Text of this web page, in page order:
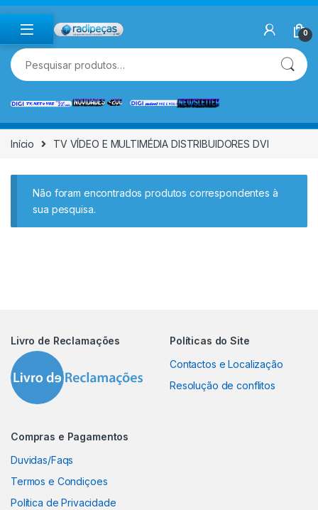
Skip to navigation
Skip to content
0
Pesquisar por:
Início TV VÍDEO E MULTIMÉDIA DISTRIBUIDORES DVI
Não foram encontrados produtos correspondentes à
sua pesquisa.
Livro de Reclamações
Políticas do Site
Contactos e Localização
Resolução de conflitos
Compras e Pagamentos
Duvidas/Faqs
Termos e Condiçoes
Política de Privacidade